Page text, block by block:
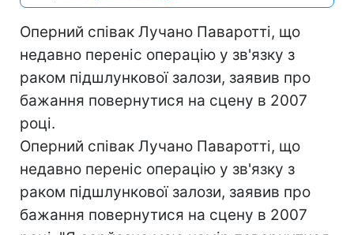
Оперний співак Лучано Паваротті, що
недавно переніс операцію у зв'язку з
раком підшлункової залози, заявив про
бажання повернутися на сцену в 2007
році.
Оперний співак Лучано Паваротті, що
недавно переніс операцію у зв'язку з
раком підшлункової залози, заявив про
бажання повернутися на сцену в 2007